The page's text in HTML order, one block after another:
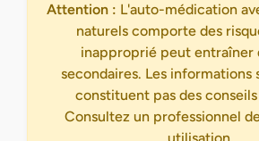
Attention : L'auto-médication
naturels comporte des
inapproprié peut entraîner
secondaires. Les informations
constituent pas des
Consultez un professionnel